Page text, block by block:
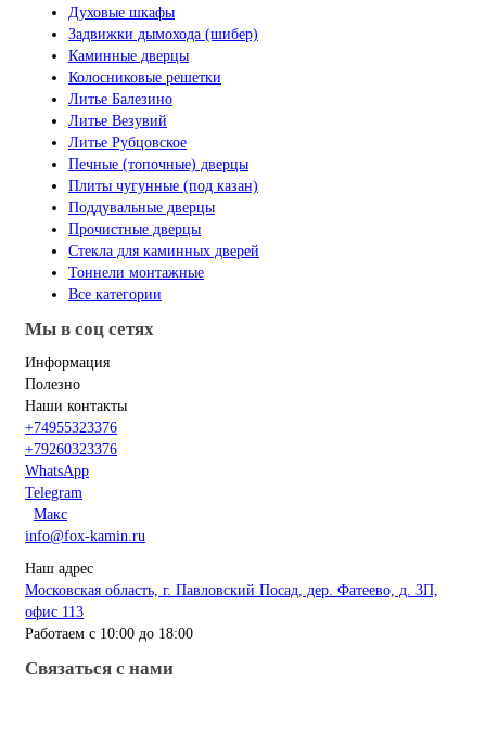
Духовые шкафы
Задвижки дымохода (шибер)
Каминные дверцы
Колосниковые решетки
Литье Балезино
Литье Везувий
Литье Рубцовское
Печные (топочные) дверцы
Плиты чугунные (под казан)
Поддувальные дверцы
Прочистные дверцы
Стекла для каминных дверей
Тоннели монтажные
Все категории
Мы в соц сетях
Информация
Полезно
Наши контакты
+74955323376
+79260323376
WhatsApp
Telegram
Макс
info@fox-kamin.ru
Наш адрес
Московская область, г. Павловский Посад, дер. Фатеево, д. 3П,
офис 113
Работаем с 10:00 до 18:00
Связаться с нами